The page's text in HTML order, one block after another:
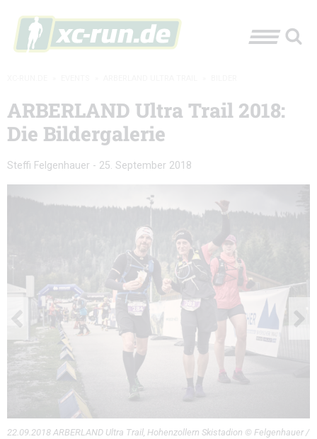
ARBERLAND Ultra Trail 2018:
Die Bildergalerie
Steffi Felgenhauer - 25. September 2018
22.09.2018 ARBERLAND Ultra Trail, Hohenzollern Skistadion © Felgenhauer /